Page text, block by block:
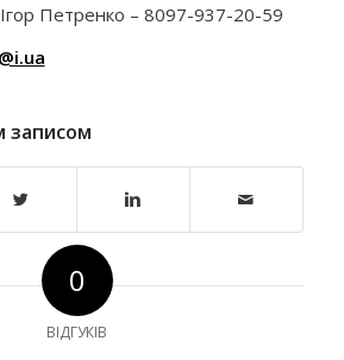
Петренко – 8097-937-20-59
записом
0
ВІДГУКІВ